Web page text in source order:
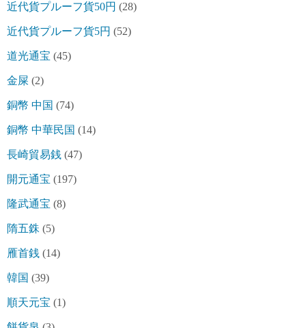
近代貨プルーフ貨50円 (28)
近代貨プルーフ貨5円 (52)
道光通宝 (45)
金屎 (2)
銅幣 中国 (74)
銅幣 中華民国 (14)
長崎貿易銭 (47)
開元通宝 (197)
隆武通宝 (8)
隋五銖 (5)
雁首銭 (14)
韓国 (39)
順天元宝 (1)